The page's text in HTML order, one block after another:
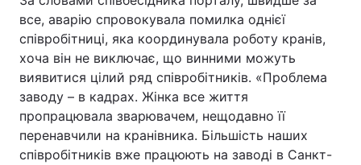
все, аварію спровокувала помилка однієї
співробітниці, яка координувала роботу кранів,
хоча він не виключає, що винними можуть
виявитися цілий ряд співробітників. «Проблема
заводу – в кадрах. Жінка все життя
пропрацювала зварювачем, нещодавно її
перенавчили на кранівника. Більшість наших
співробітників вже працюють на заводі в Санкт-